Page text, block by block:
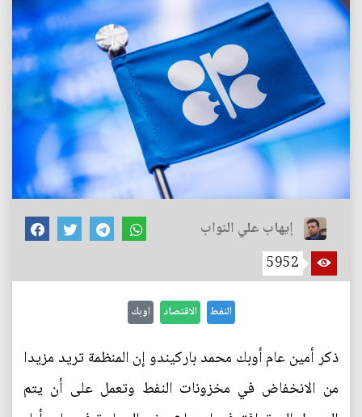
إيهاب علي النواب
5952
النفط الاقتصاد اوبك
ذكر أمين عام أوبك محمد باركيندو إن المنظمة تريد مزيدا
من الانخفاض في مخزونات النفط وتعمل على أن يتم